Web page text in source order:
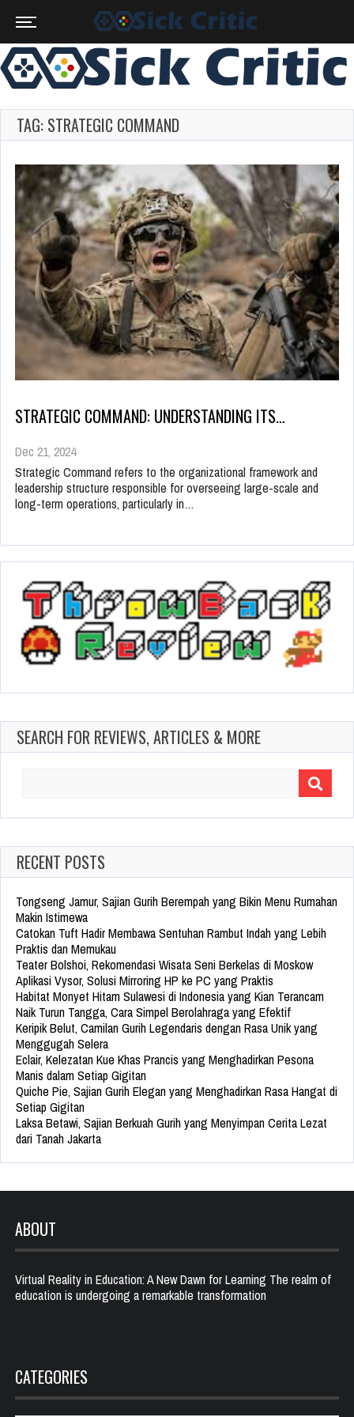
TAG: STRATEGIC COMMAND
STRATEGIC COMMAND: UNDERSTANDING ITS…
Dec 21, 2024
Strategic Command refers to the organizational framework and
leadership structure responsible for overseeing large-scale and
long-term operations, particularly in…
SEARCH FOR REVIEWS, ARTICLES & MORE
RECENT POSTS
Tongseng Jamur, Sajian Gurih Berempah yang Bikin Menu Rumahan
Makin Istimewa
Catokan Tuft Hadir Membawa Sentuhan Rambut Indah yang Lebih
Praktis dan Memukau
Teater Bolshoi, Rekomendasi Wisata Seni Berkelas di Moskow
Aplikasi Vysor, Solusi Mirroring HP ke PC yang Praktis
Habitat Monyet Hitam Sulawesi di Indonesia yang Kian Terancam
Naik Turun Tangga, Cara Simpel Berolahraga yang Efektif
Keripik Belut, Camilan Gurih Legendaris dengan Rasa Unik yang
Menggugah Selera
Eclair, Kelezatan Kue Khas Prancis yang Menghadirkan Pesona
Manis dalam Setiap Gigitan
Quiche Pie, Sajian Gurih Elegan yang Menghadirkan Rasa Hangat di
Setiap Gigitan
Laksa Betawi, Sajian Berkuah Gurih yang Menyimpan Cerita Lezat
dari Tanah Jakarta
ABOUT
Virtual Reality in Education: A New Dawn for Learning The realm of
education is undergoing a remarkable transformation
CATEGORIES